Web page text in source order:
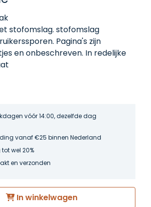
stofomslag. stofomslag
Pagina's zijn
en onbeschreven. In redelijke
vóór 14:00, dezelfde dag
vanaf €25 binnen Nederland
wel 20%
en verzonden
In winkelwagen